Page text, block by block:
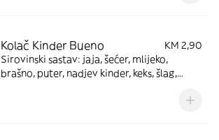
Kolač Kinder Bueno
KM 2,90
Sirovinski sastav: jaja, šećer, mlijeko,
brašno, puter, nadjev kinder, keks, šlag,